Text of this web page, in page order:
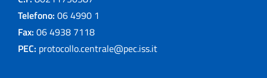
Telefono: 06 4990 1
Fax: 06 4938 7118
PEC: protocollo.centrale@pec.iss.it